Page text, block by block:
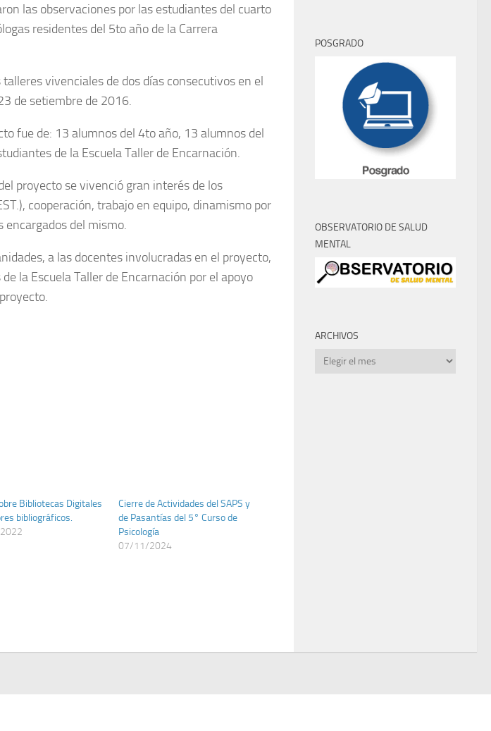
las observaciones por las estudiantes del cuarto
residentes del 5to año de la Carrera
vivenciales de dos días consecutivos en el
de setiembre de 2016.
fue de: 13 alumnos del 4to año, 13 alumnos del
de la Escuela Taller de Encarnación.
proyecto se vivenció gran interés de los
cooperación, trabajo en equipo, dinamismo por
encargados del mismo.
a las docentes involucradas en el proyecto,
la Escuela Taller de Encarnación por el apoyo
Bibliotecas Digitales
bibliográficos.
Cierre de Actividades del SAPS y
de Pasantías del 5° Curso de
Psicología
07/11/2024
POSGRADO
OBSERVATORIO DE SALUD
MENTAL
ARCHIVOS
Archivos